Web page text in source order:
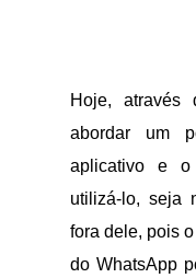
Hoje, através
abordar um
aplicativo e o
utilizá-lo, seja
fora dele, pois
do WhatsApp